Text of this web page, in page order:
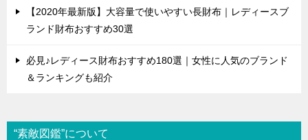
【2020年最新版】大容量で使いやすい長財布｜レディースブ
ランド財布おすすめ30選
必見♪レディース財布おすすめ180選｜女性に人気のブランド
＆ランキングも紹介
“素敵図鑑”について